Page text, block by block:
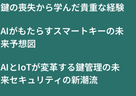
鍵の喪失から学んだ貴重な経験
AIがもたらすスマートキーの未
来予想図
AIとIoTが変革する鍵管理の未
来セキュリティの新潮流